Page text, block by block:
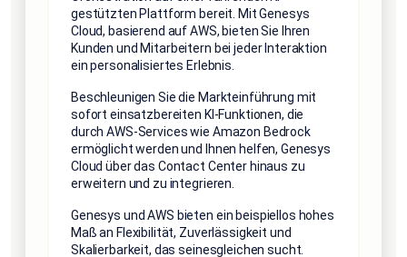
gestützten Plattform bereit. Mit Genesys
Cloud, basierend auf AWS, bieten Sie Ihren
Kunden und Mitarbeitern bei jeder Interaktion
ein personalisiertes Erlebnis.
Beschleunigen Sie die Markteinführung mit
sofort einsatzbereiten KI-Funktionen, die
durch AWS-Services wie Amazon Bedrock
ermöglicht werden und Ihnen helfen, Genesys
Cloud über das Contact Center hinaus zu
erweitern und zu integrieren.
Genesys und AWS bieten ein beispiellos hohes
Maß an Flexibilität, Zuverlässigkeit und
Skalierbarkeit, das seinesgleichen sucht.